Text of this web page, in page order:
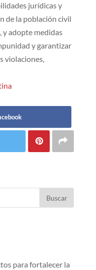
jurídicas y
de la población civil
y adopte medidas
y garantizar
violaciones,
Buscar
para fortalecer la